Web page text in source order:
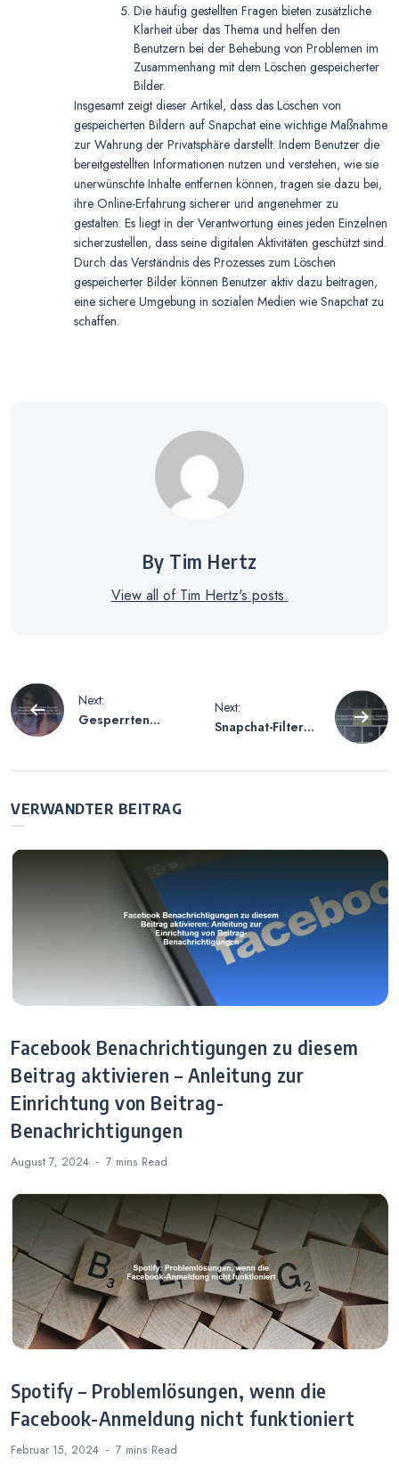
Die häufig gestellten Fragen bieten zusätzliche
Klarheit über das Thema und helfen den
Benutzern bei der Behebung von Problemen im
Zusammenhang mit dem Löschen gespeicherter
Bilder.
Insgesamt zeigt dieser Artikel, dass das Löschen von
gespeicherten Bildern auf Snapchat eine wichtige Maßnahme
zur Wahrung der Privatsphäre darstellt. Indem Benutzer die
bereitgestellten Informationen nutzen und verstehen, wie sie
unerwünschte Inhalte entfernen können, tragen sie dazu bei,
ihre Online-Erfahrung sicherer und angenehmer zu
gestalten. Es liegt in der Verantwortung eines jeden Einzelnen
sicherzustellen, dass seine digitalen Aktivitäten geschützt sind.
Durch das Verständnis des Prozesses zum Löschen
gespeicherter Bilder können Benutzer aktiv dazu beitragen,
eine sichere Umgebung in sozialen Medien wie Snapchat zu
schaffen.
By Tim Hertz
View all of Tim Hertz's posts.
Beitragsnavigation
Next:
Gesperrten
Wiederherstellu
Next:
Snapchat-Filter
Anleitung zur
VERWANDTER BEITRAG
Facebook Benachrichtigungen zu diesem
Beitrag aktivieren – Anleitung zur
Einrichtung von Beitrag-
Benachrichtigungen
August 7, 2024 7 mins Read
Spotify – Problemlösungen, wenn die
Facebook-Anmeldung nicht funktioniert
Februar 15, 2024 7 mins Read